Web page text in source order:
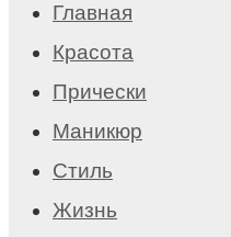
Главная
Красота
Прически
Маникюр
Стиль
Жизнь